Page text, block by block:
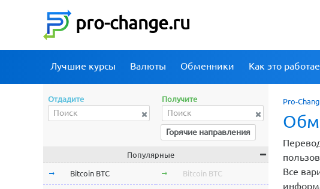
pro-change.ru
Лучшие курсы Валюты Обменники Как это
Pro-
Все
Отдадите Получите
Горячие направления
Популярные
Bitcoin BTC Bitcoin BTC